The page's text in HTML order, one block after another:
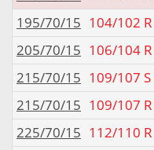
195/70/15 104/102
205/70/15 106/104
215/70/15 109/107 S
215/70/15 109/107
225/70/15 112/110